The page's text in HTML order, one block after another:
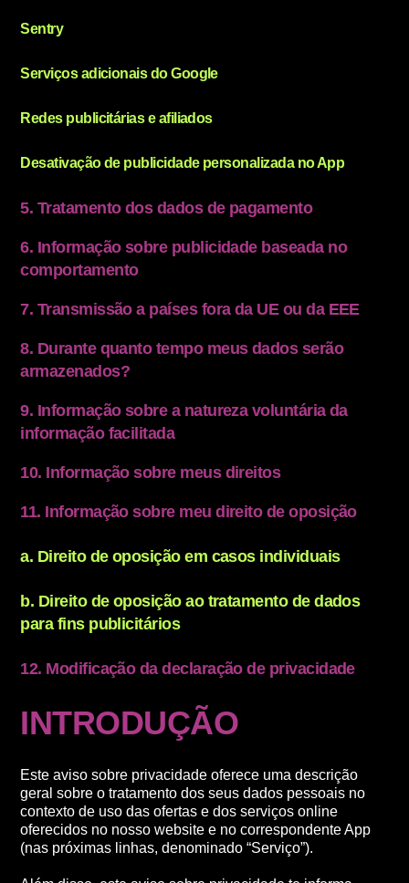
Sentry
Serviços adicionais do Google
Redes publicitárias e afiliados
Desativação de publicidade personalizada no App
5. Tratamento dos dados de pagamento
6. Informação sobre publicidade baseada no
comportamento
7. Transmissão a países fora da UE ou da EEE
8. Durante quanto tempo meus dados serão
armazenados?
9. Informação sobre a natureza voluntária da
informação facilitada
10. Informação sobre meus direitos
11. Informação sobre meu direito de oposição
a. Direito de oposição em casos individuais
b. Direito de oposição ao tratamento de dados
para fins publicitários
12. Modificação da declaração de privacidade
INTRODUÇÃO
Este aviso sobre privacidade oferece uma descrição
geral sobre o tratamento dos seus dados pessoais no
contexto de uso das ofertas e dos serviços online
oferecidos no nosso website e no correspondente App
(nas próximas linhas, denominado “Serviço”).